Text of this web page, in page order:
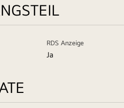
RDS Anzeige
Ja